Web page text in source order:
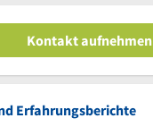
Kontakt aufnehmen
Erfahrungsberichte